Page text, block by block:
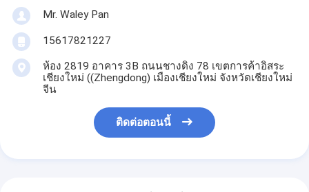
Mr. Waley Pan
15617821227
ห้อง 2819 อาคาร 3B ถนนชางดิง 78 เขตการค้าอิสระ
เชียงใหม่ ((Zhengdong) เมืองเชียงใหม่ จังหวัดเชียงใหม่
จีน
ติดต่อตอนนี้